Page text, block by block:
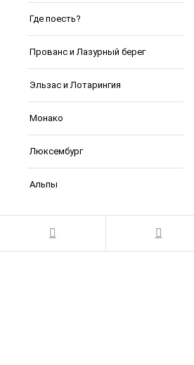
Где поесть?
Прованс и Лазурный берег
Эльзас и Лотарингия
Монако
Люксембург
Альпы